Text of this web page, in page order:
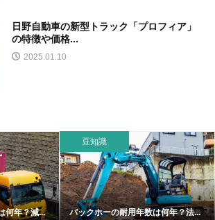
日野自動車の新型トラック「プロフィア」
の特徴や価格...
2025.01.10
豆知識
バックホーの耐用年数は何年？法...
豆知識
ダンプの買取